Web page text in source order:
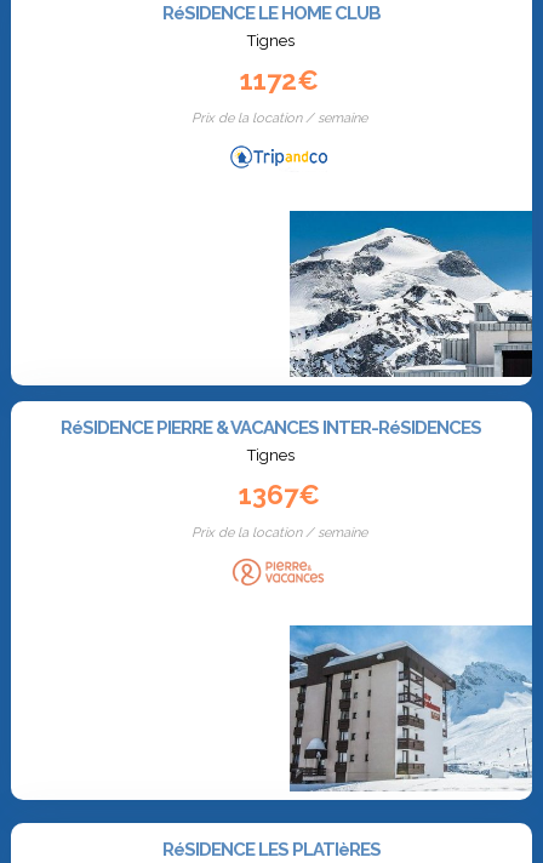
RéSIDENCE LE HOME CLUB
Tignes
1172€
Prix de la location / semaine
RéSIDENCE PIERRE & VACANCES INTER-RéSIDENCES
Tignes
1367€
Prix de la location / semaine
RéSIDENCE LES PLATIèRES